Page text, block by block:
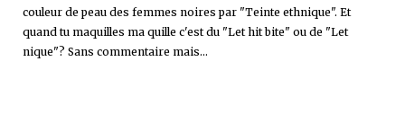
couleur de peau des femmes noires par "Teinte ethnique". Et
quand tu maquilles ma quille c'est du "Let hit bite" ou de "Let
nique"? Sans commentaire mais...